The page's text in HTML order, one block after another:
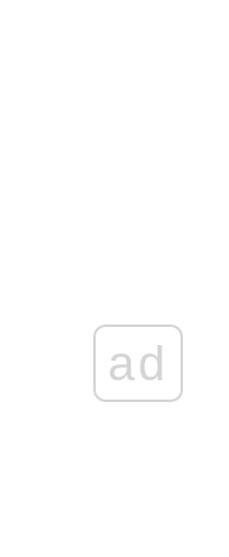
ad